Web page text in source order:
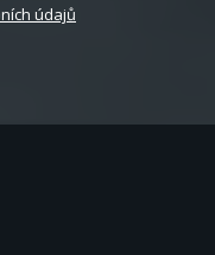
údajů